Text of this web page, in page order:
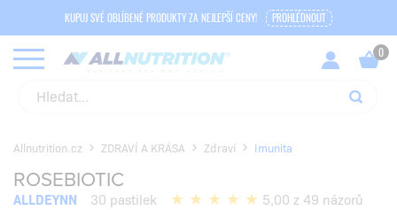
KUPUJ SVÉ OBLÍBENÉ PRODUKTY ZA NEJLEPŠÍ CENY! PROHLÉDNOUT
Allnutrition.cz ZDRAVÍ A KRÁSA Zdraví Imunita
ROSEBIOTIC
ALLDEYNN 30 pastilek 5,00 z 49 názorů